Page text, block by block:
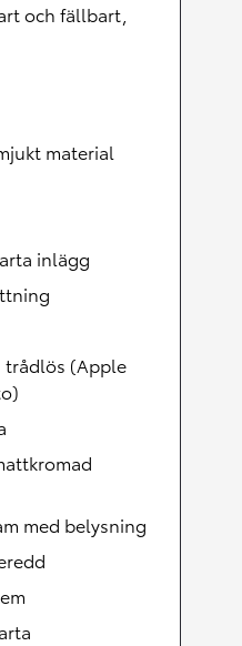
och fällbart,
material
inlägg
trådlös (Apple
med belysning